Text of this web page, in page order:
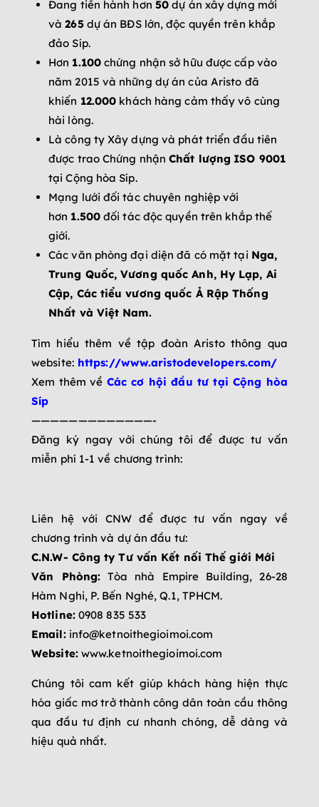
Đang tiến hành hơn 50 dự án xây dựng mới
và265dự án BĐS lớn, độc quyền trên khắp
đảo Síp.
Hơn 1.100chứng nhận sở hữu được cấp vào
năm 2015 và những dự án của Aristo đã
khiến 12.000 khách hàng cảm thấy vô cùng
hài lòng.
Là công ty Xây dựng và phát triển đầu tiên
được trao Chứng nhậnChất lượng ISO 9001
tại Cộng hòa Síp.
Mạng lưới đối tác chuyên nghiệp với
hơn 1.500đối tác độc quyền trên khắp thế
giới.
Các văn phòng đại diện đã có mặt tại Nga,
Trung Quốc, Vương quốc Anh, Hy Lạp, Ai
Cập, Các tiểu vương quốc Ả Rập Thống
Nhất và Việt Nam.
Tìm hiểu thêm về tập đoàn Aristo thông qua
website: https://www.aristodevelopers.com/
Xem thêm về Các cơ hội đầu tư tại Cộng hòa
Síp
—————————————-
Đăng ký ngay với chúng tôi để được tư vấn
miễn phí 1-1 về chương trình:
Liên hệ với CNW để được tư vấn ngay về
chương trình và dự án đầu tư:
C.N.W- Công ty Tư vấn Kết nối Thế giới Mới
Văn Phòng: Tòa nhà Empire Building, 26-28
Hàm Nghi, P. Bến Nghé, Q.1, TPHCM.
Hotline:‎0908 835 533
Email:info@ketnoithegioimoi.com
Website:www.ketnoithegioimoi.com
Chúng tôi cam kết giúp khách hàng hiện thực
hóa giấc mơ trở thành công dân toàn cầu thông
qua đầu tư định cư nhanh chóng, dễ dàng và
hiệu quả nhất.